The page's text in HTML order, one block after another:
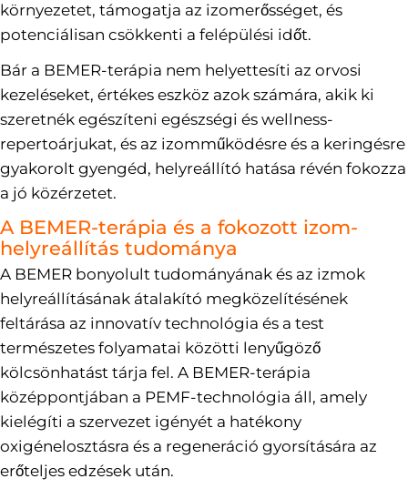
környezetet, támogatja az izomerősséget, és
potenciálisan csökkenti a felépülési időt.
Bár a BEMER-terápia nem helyettesíti az orvosi
kezeléseket, értékes eszköz azok számára, akik ki
szeretnék egészíteni egészségi és wellness-
repertoárjukat, és az izomműködésre és a keringésre
gyakorolt gyengéd, helyreállító hatása révén fokozza
a jó közérzetet.
A BEMER-terápia és a fokozott izom-
helyreállítás tudománya
A BEMER bonyolult tudományának és az izmok
helyreállításának átalakító megközelítésének
feltárása az innovatív technológia és a test
természetes folyamatai közötti lenyűgöző
kölcsönhatást tárja fel. A BEMER-terápia
középpontjában a PEMF-technológia áll, amely
kielégíti a szervezet igényét a hatékony
oxigénelosztásra és a regeneráció gyorsítására az
erőteljes edzések után.